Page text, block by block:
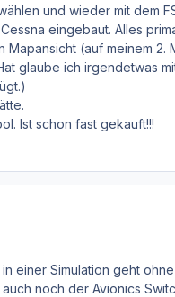
und wieder mit dem
eingebaut. Alles
(auf meinem
glaube ich irgendetwas
Ist schon fast gekauft!!!
einer Simulation geht
noch der Avionics